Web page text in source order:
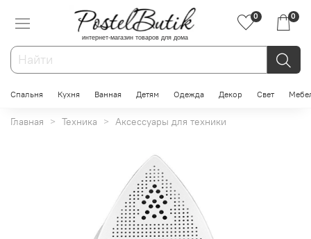
интернет-магазин товаров для дома
0 0
Спальня Кухня Ванная Детям Одежда Декор Свет
Главная Техника Аксессуары для техники